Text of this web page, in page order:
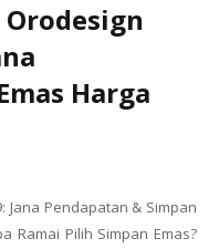
Harga
Jana Pendapatan & Simpan
Ramai Pilih Simpan Emas?